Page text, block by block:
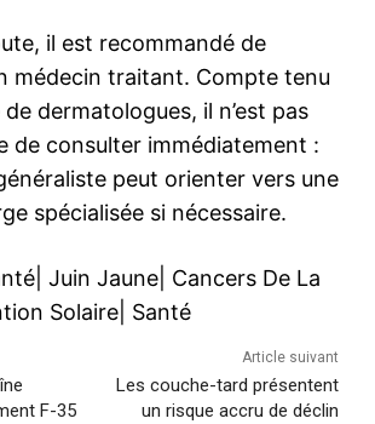
il est recommandé de
médecin traitant. Compte tenu
dermatologues, il n’est pas
de consulter immédiatement :
peut orienter vers une
spécialisée si nécessaire.
Juin Jaune Cancers De La
Solaire Santé
F-35
Article suivant
Les couche-tard présentent
un risque accru de déclin